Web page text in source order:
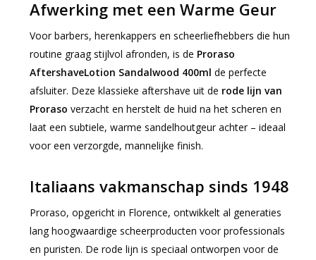
Afwerking met een Warme Geur
Voor barbers, herenkappers en scheerliefhebbers die hun
routine graag stijlvol afronden, is de Proraso
AftershaveLotion Sandalwood 400ml de perfecte
afsluiter. Deze klassieke aftershave uit de rode lijn van
Proraso verzacht en herstelt de huid na het scheren en
laat een subtiele, warme sandelhoutgeur achter – ideaal
voor een verzorgde, mannelijke finish.
Italiaans vakmanschap sinds 1948
Proraso, opgericht in Florence, ontwikkelt al generaties
lang hoogwaardige scheerproducten voor professionals
en puristen. De rode lijn is speciaal ontworpen voor de